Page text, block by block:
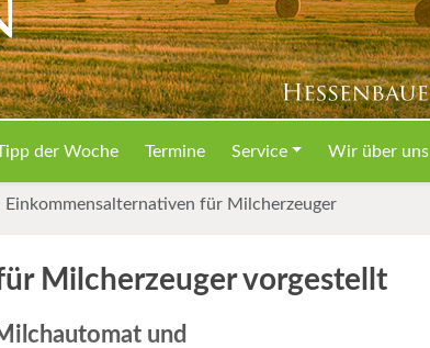
der Woche Termine Service Wir über uns
Einkommensalternativen für Milcherzeuger
Milcherzeuger vorgestellt
und